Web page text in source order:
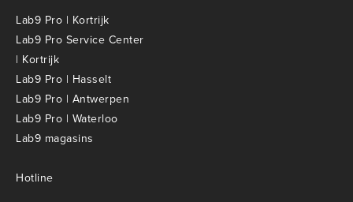
Lab9 Pro | Kortrijk
Lab9 Pro Service Center
| Kortrijk
Lab9 Pro | Hasselt
Lab9 Pro | Antwerpen
Lab9 Pro | Waterloo
Lab9 magasins
Hotline